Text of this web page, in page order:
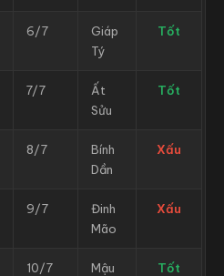
6/7
Giáp
Tý
Tốt
7/7
Ất
Sửu
Tốt
8/7
Bính
Dần
Xấu
9/7
Đinh
Mão
Xấu
10/7
Mậu
Tốt